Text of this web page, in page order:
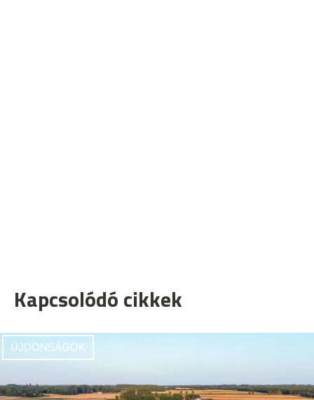
Kapcsolódó cikkek
ÚJDONSÁGOK